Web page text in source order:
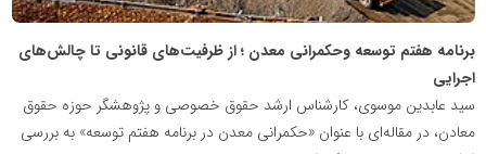
برنامه هفتم توسعه وحکمرانی معدن ؛ از ظرفیت‌های قانونی تا چالش‌های
اجرایی
سید عابدین موسوی، کارشناس ارشد حقوق خصوصی و پژوهشگر حوزه حقوق
معادن، در مقاله‌ای با عنوان «حکمرانی معدن در برنامه هفتم توسعه» به بررسی